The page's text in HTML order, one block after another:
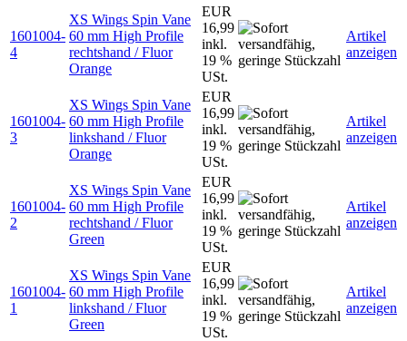
1601004-
4
XS Wings Spin Vane
60 mm High Profile
rechtshand / Fluor
Orange
EUR
16,99
inkl.
19 %
USt.
Artikel
anzeigen
1601004-
3
XS Wings Spin Vane
60 mm High Profile
linkshand / Fluor
Orange
EUR
16,99
inkl.
19 %
USt.
Artikel
anzeigen
1601004-
2
XS Wings Spin Vane
60 mm High Profile
rechtshand / Fluor
Green
EUR
16,99
inkl.
19 %
USt.
Artikel
anzeigen
1601004-
1
XS Wings Spin Vane
60 mm High Profile
linkshand / Fluor
Green
EUR
16,99
inkl.
19 %
USt.
Artikel
anzeigen